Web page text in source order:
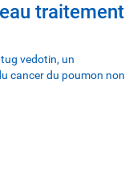
traitement
vedotin, un
cancer du poumon non